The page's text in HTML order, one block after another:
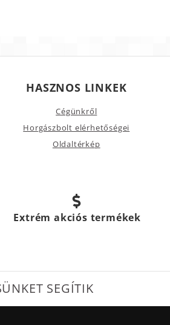
HASZNOS LINKEK
Cégünkről
Horgászbolt elérhetőségei
Oldaltérkép
Extrém akciós termékek
SEGÍTIK